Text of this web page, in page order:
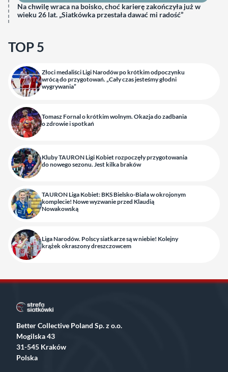
Na chwilę wraca na boisko, choć karierę zakończyła już w
wieku 26 lat. „Siatkówka przestała dawać mi radość”
TOP 5
Złoci medaliści Ligi Narodów po krótkim odpoczynku
wrócą do przygotowań. „Cały czas jesteśmy głodni
wygrywania”
Tomasz Fornal o krótkim wolnym. Okazja do zadbania
o zdrowie i spotkań
Kluby TAURON Ligi Kobiet rozpoczęły przygotowania
do nowego sezonu. Jest kilka braków
TAURON Liga Kobiet: BKS Bielsko-Biała w okrojonym
komplecie! Nowe wyzwanie przed Klaudią
Nowakowską
Liga Narodów. Polscy siatkarze są w niebie! Kolejny
krążek okraszony dreszczowcem
Better Collective Poland Sp. z o.o.
Mogilska 43
31-545 Kraków
Polska